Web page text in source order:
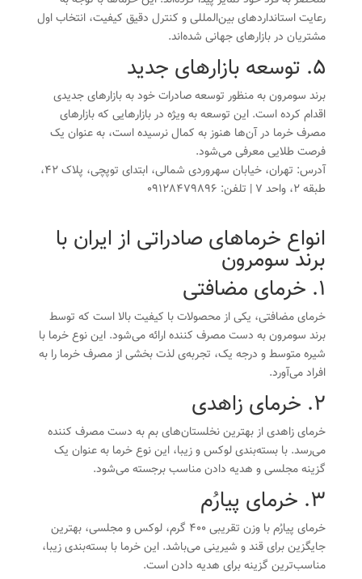
رعایت استانداردهای بین‌المللی و کنترل دقیق کیفیت، انتخاب اول
مشتریان در بازارهای جهانی شده‌اند.
5. توسعه بازارهای جدید
برند سومرون به منظور توسعه صادرات خود به بازارهای جدیدی
اقدام کرده است. این توسعه به ویژه در بازارهایی که بازارهای
مصرف خرما در آن‌ها هنوز به کمال نرسیده است، به عنوان یک
فرصت طلایی معرفی می‌شود.
آدرس: تهران، خیابان سهروردی شمالی، ابتدای توپچی، پلاک 42،
طبقه 2، واحد 7 | تلفن: 09128479896
انواع خرماهای صادراتی از ایران با
برند سومرون
1. خرمای مضافتی
خرمای مضافتی، یکی از محصولات با کیفیت بالا است که توسط
برند سومرون به دست مصرف کننده ارائه می‌شود. این نوع خرما با
شیره متوسط و درجه یک، تجربه‌ی لذت بخشی از مصرف خرما را به
افراد می‌آورد.
2. خرمای زاهدی
خرمای زاهدی از بهترین نخلستان‌های بم به دست مصرف کننده
می‌رسد. با بسته‌بندی لوکس و زیبا، این نوع خرما به عنوان یک
گزینه مجلسی و هدیه دادن مناسب برجسته می‌شود.
3. خرمای پیارُم
خرمای پیارُم با وزن تقریبی 400 گرم، لوکس و مجلسی، بهترین
جایگزین برای قند و شیرینی می‌باشد. این خرما با بسته‌بندی زیبا،
مناسب‌ترین گزینه برای هدیه دادن است.